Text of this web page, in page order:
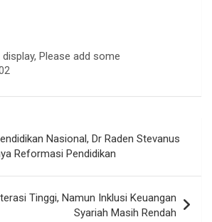
Please add some
Nasional, Dr Raden Stevanus
Reformasi Pendidikan
Tinggi, Namun Inklusi Keuangan
Syariah Masih Rendah